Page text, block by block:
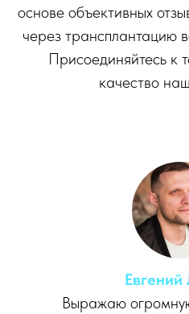
основе объективных
через трансплантацию
Присоединяйтесь к
качество
Евгений
Выражаю